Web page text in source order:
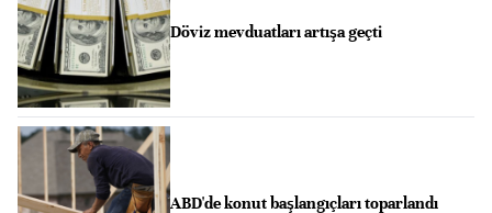
Döviz mevduatları artışa geçti
ABD'de konut başlangıçları toparlandı